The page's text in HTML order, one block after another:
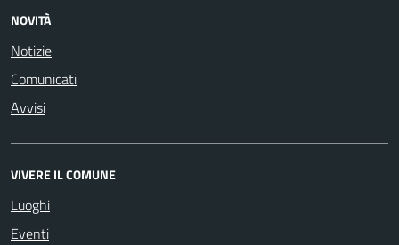
NOVITÀ
Notizie
Comunicati
Avvisi
VIVERE IL COMUNE
Luoghi
Eventi